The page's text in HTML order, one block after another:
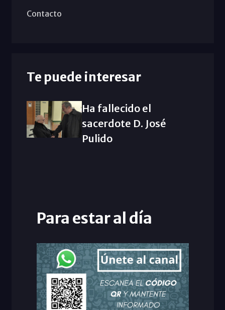
Contacto
Te puede interesar
Ha fallecido el
sacerdote D. José
Pulido
Para estar al día